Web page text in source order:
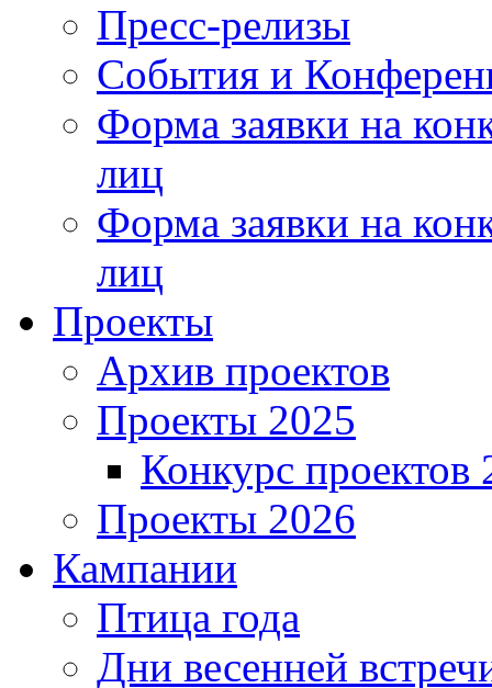
Пресс-релизы
События и
Форма заявки на
лиц
Форма заявки на
лиц
Проекты
Архив проектов
Проекты 2025
Конкурс проектов
Проекты 2026
Кампании
Птица года
Дни весенней